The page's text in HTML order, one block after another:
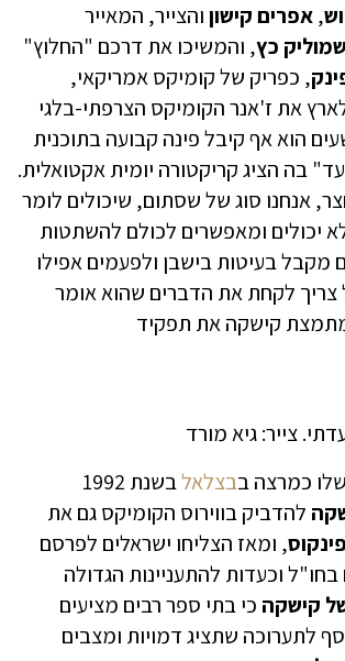
,אפרים קישוןוהצייר, המאייר
שמוליק כץ, והמשיכו את דרכם "החלוץ"
, כפריק של קומיקס אמריקאי,
את ז'אנר הקומיקס הצרפתי-בלגי
הוא אף קיבל פינה קבועה בתוכנית
בה הציג קריקטורה יומית אקטואלית.
אנחנו סוג של שסתום, שיכולים לומר
יכולים ומאפשרים לכולם להשתטות
מקבל בעיטות בישבן ולפעמים אפילו
צריך לקחת את הדברים שהוא אומר
קישקה את תפקיד
צייר: גיא מורד
כמרצה בבצלאל
בשנת 1992
להדביק בווירוס הקומיקס גם את
, ומאז הצליחו ישראלים לפרסם
בחו"ל וכעדות להתעניינות הגדולה
קישקה כי בתי ספר רבים מציעים
לתערוכה שתציג דמויות ומצבים